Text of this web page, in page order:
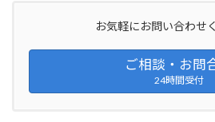
お気軽にお問い合わせ
ご相談・お問
24時間受付